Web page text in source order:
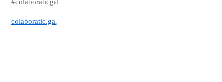
#colaboraticgal
colaboratic.gal